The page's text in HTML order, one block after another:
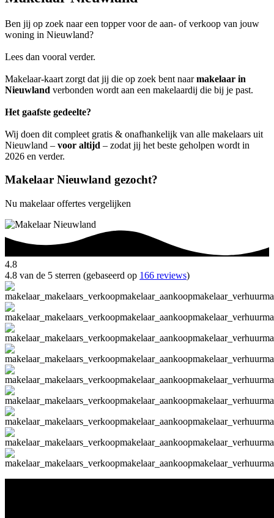
Ben jij op zoek naar een topper voor de aan- of verkoop van jouw
woning in Nieuwland?
Lees dan vooral verder.
Makelaar-kaart zorgt dat jij die op zoek bent naarmakelaar in
Nieuwland verbonden wordt aan een makelaardij die bij je past.
Het gaafste gedeelte?
Wij doen dit compleet gratis & onafhankelijk van alle makelaars uit
Nieuwland – voor altijd – zodat jij het beste geholpen wordt in
2026 en verder.
Makelaar Nieuwland gezocht?
Nu makelaar offertes vergelijken
4.8
4.8 van de 5 sterren (gebaseerd op 166 reviews)